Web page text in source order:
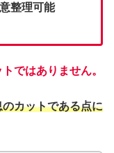
整理可能
ではありません。
カットである点に